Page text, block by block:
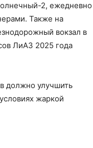
2, ежедневно
Также на
вокзал в
ЛиАЗ 2025 года
должно улучшить
жаркой